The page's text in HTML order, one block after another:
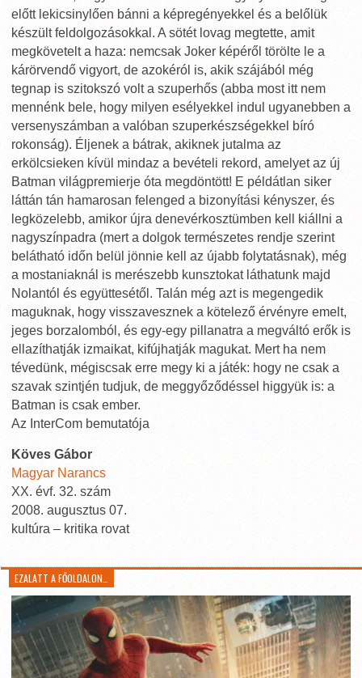
előtt lekicsinylően bánni a képregényekkel és a belőlük
készült feldolgozásokkal. A sötét lovag megtette, amit
megkövetelt a haza: nemcsak Joker képéről törölte le a
kárörvendő vigyort, de azokéról is, akik szájából még
tegnap is szitokszó volt a szuperhős (abba most itt nem
mennénk bele, hogy milyen esélyekkel indul ugyanebben a
versenyszámban a valóban szuperkészségekkel bíró
rokonság). Éljenek a bátrak, akiknek jutalma az
erkölcsieken kívül mindaz a bevételi rekord, amelyet az új
Batman világpremierje óta megdöntött! E példátlan siker
láttán tán hamarosan felenged a bizonyítási kényszer, és
legközelebb, amikor újra denevérkosztümben kell kiállni a
nagyszínpadra (mert a dolgok természetes rendje szerint
belátható időn belül jönnie kell az újabb folytatásnak), még
a mostaniaknál is merészebb kunsztokat láthatunk majd
Nolantól és együttesétől. Talán még azt is megengedik
maguknak, hogy visszavesznek a kötelező érvényre emelt,
jeges borzalomból, és egy-egy pillanatra a megváltó erők is
ellazíthatják izmaikat, kifújhatják magukat. Mert ha nem
tévedünk, mégiscsak erre megy ki a játék: hogy ne csak a
szavak szintjén tudjuk, de meggyőződéssel higgyük is: a
Batman is csak ember.
Az InterCom bemutatója
Köves Gábor
Magyar Narancs
XX. évf. 32. szám
2008. augusztus 07.
kultúra – kritika rovat
EZALATT A FŐOLDALON…